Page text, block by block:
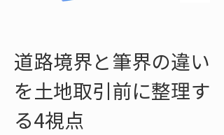
道路境界と筆界の違い
を土地取引前に整理す
る4視点